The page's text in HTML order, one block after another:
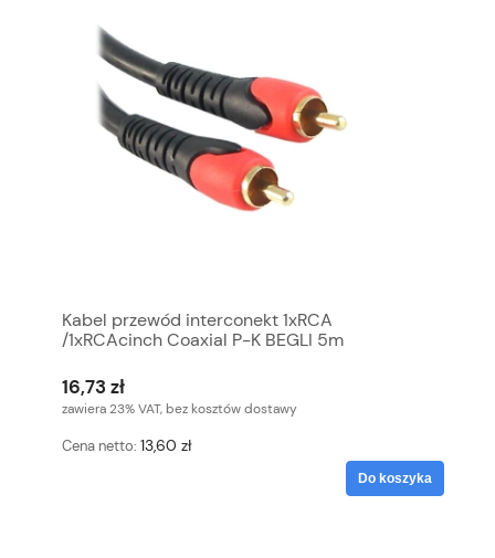
Kabel przewód interconekt 1xRCA
/1xRCAcinch Coaxial P-K BEGLI 5m
16,73 zł
zawiera 23% VAT, bez kosztów dostawy
Cena netto: 13,60 zł
Do koszyka